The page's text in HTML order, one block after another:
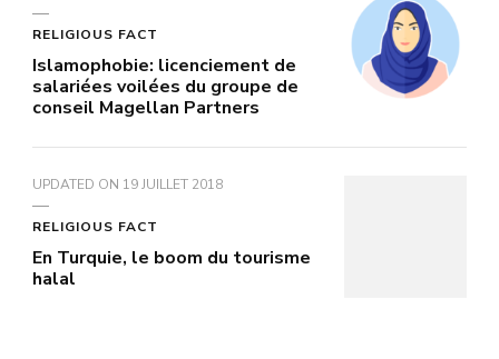
RELIGIOUS FACT
Islamophobie: licenciement de
salariées voilées du groupe de
conseil Magellan Partners
UPDATED ON 19 JUILLET 2018
RELIGIOUS FACT
En Turquie, le boom du tourisme
halal